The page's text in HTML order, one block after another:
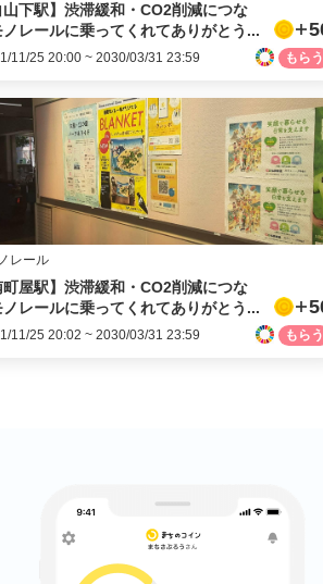
山下駅】渋滞緩和・CO2削減につな
レールに乗ってくれてありがとう...
11/25 20:00 ~ 2030/03/31 23:59
レール
町屋駅】渋滞緩和・CO2削減につな
レールに乗ってくれてありがとう...
11/25 20:02 ~ 2030/03/31 23:59